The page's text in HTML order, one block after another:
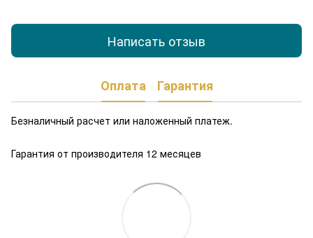
Написать отзыв
Оплата Гарантия
Безналичный расчет или наложенный платеж.
Гарантия от производителя 12 месяцев